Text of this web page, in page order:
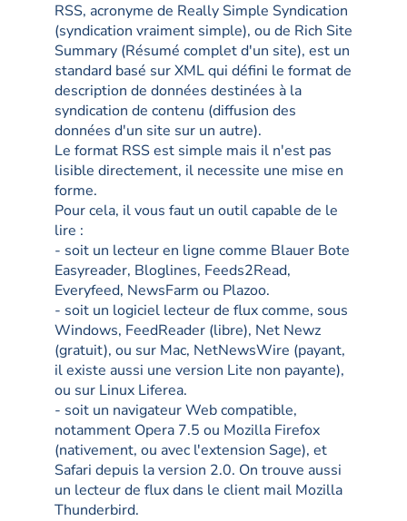
RSS, acronyme de Really Simple Syndication
(syndication vraiment simple), ou de Rich Site
Summary (Résumé complet d'un site), est un
standard basé sur XML qui défini le format de
description de données destinées à la
syndication de contenu (diffusion des
données d'un site sur un autre).
Le format RSS est simple mais il n'est pas
lisible directement, il necessite une mise en
forme.
Pour cela, il vous faut un outil capable de le
lire :
- soit un lecteur en ligne comme Blauer Bote
Easyreader, Bloglines, Feeds2Read,
Everyfeed, NewsFarm ou Plazoo.
- soit un logiciel lecteur de flux comme, sous
Windows, FeedReader (libre), Net Newz
(gratuit), ou sur Mac, NetNewsWire (payant,
il existe aussi une version Lite non payante),
ou sur Linux Liferea.
- soit un navigateur Web compatible,
notamment Opera 7.5 ou Mozilla Firefox
(nativement, ou avec l'extension Sage), et
Safari depuis la version 2.0. On trouve aussi
un lecteur de flux dans le client mail Mozilla
Thunderbird.